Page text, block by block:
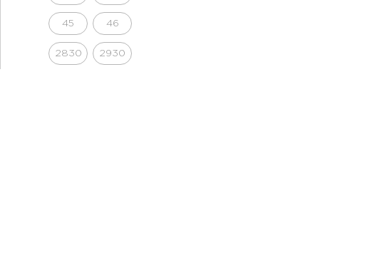
45 46
2830 2930